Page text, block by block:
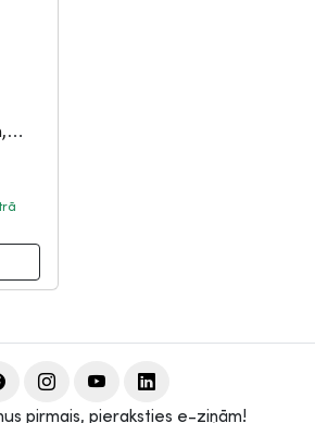
pirmais, pieraksties e-ziņām!